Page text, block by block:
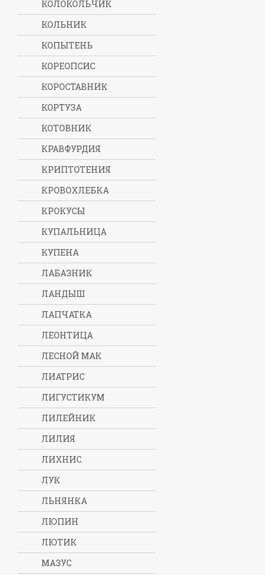
КОЛОКОЛЬЧИК
КОЛЬНИК
КОПЫТЕНЬ
КОРЕОПСИС
КОРОСТАВНИК
КОРТУЗА
КОТОВНИК
КРАВФУРДИЯ
КРИПТОТЕНИЯ
КРОВОХЛЕБКА
КРОКУСЫ
КУПАЛЬНИЦА
КУПЕНА
ЛАБАЗНИК
ЛАНДЫШ
ЛАПЧАТКА
ЛЕОНТИЦА
ЛЕСНОЙ МАК
ЛИАТРИС
ЛИГУСТИКУМ
ЛИЛЕЙНИК
ЛИЛИЯ
ЛИХНИС
ЛУК
ЛЬНЯНКА
ЛЮПИН
ЛЮТИК
МАЗУС